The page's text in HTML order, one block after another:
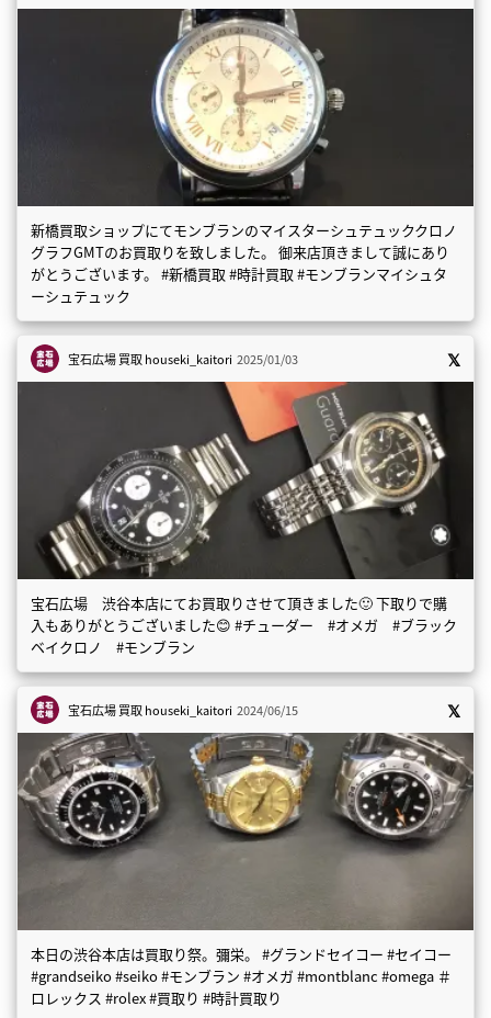
新橋買取ショップにてモンブランのマイスターシュテュッククロノ
グラフGMTのお買取りを致しました。 御来店頂きまして誠にあり
がとうございます。 #新橋買取 #時計買取 #モンブランマイシュタ
ーシュテュック
宝石広場 買取houseki_kaitori 2025/01/03
宝石広場 渋谷本店にてお買取りさせて頂きました🙂 下取りで購
入もありがとうございました😊 #チューダー #オメガ #ブラック
ベイクロノ #モンブラン
宝石広場 買取houseki_kaitori 2024/06/15
本日の渋谷本店は買取り祭。彌栄。 #グランドセイコー #セイコー
#grandseiko #seiko #モンブラン #オメガ #montblanc #omega ＃
ロレックス #rolex #買取り #時計買取り